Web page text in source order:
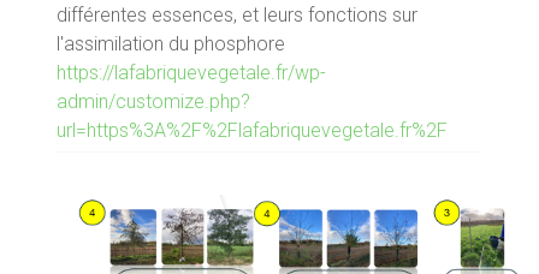
différentes essences, et leurs fonctions sur
l'assimilation du phosphore
https://lafabriquevegetale.fr/wp-
admin/customize.php?
url=https%3A%2F%2Flafabriquevegetale.fr%2F